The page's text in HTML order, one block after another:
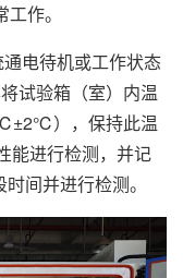
作。
电待机或工作状态
试验箱（室）内温
），保持此温
能进行检测，并记
间并进行检测。